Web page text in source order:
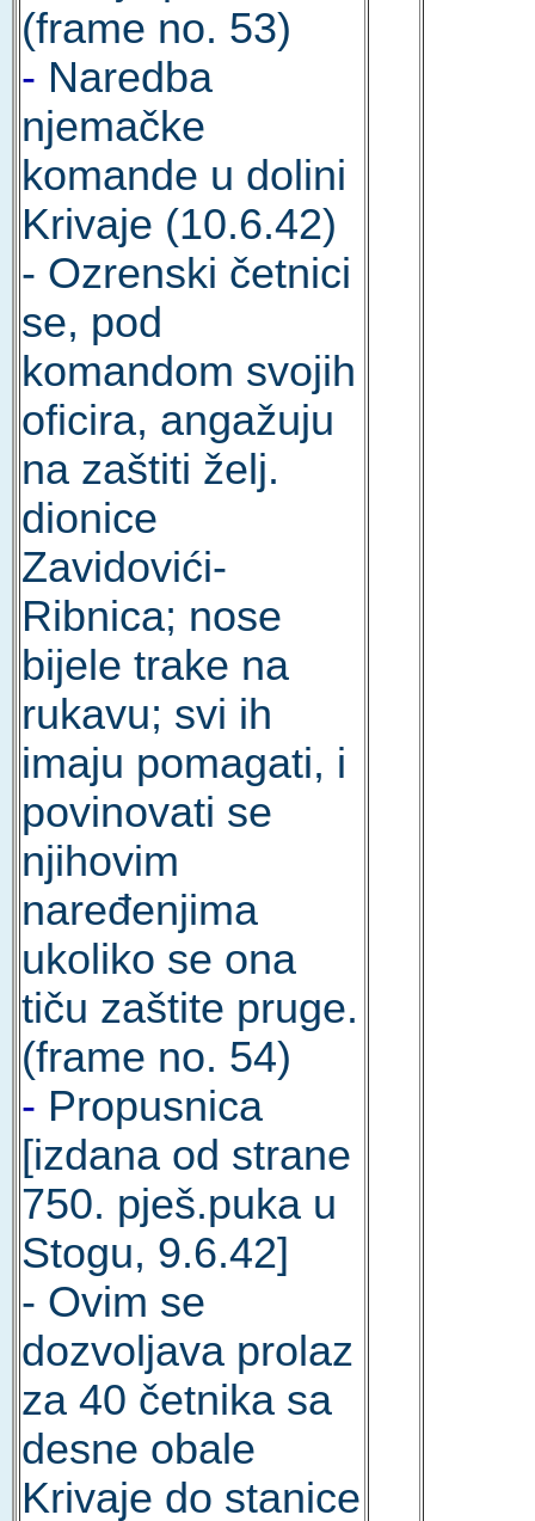
(frame no. 53)
- Naredba
njemačke
komande u dolini
Krivaje (10.6.42)
- Ozrenski četnici
se, pod
komandom svojih
oficira, angažuju
na zaštiti želj.
dionice
Zavidovići-
Ribnica; nose
bijele trake na
rukavu; svi ih
imaju pomagati, i
povinovati se
njihovim
naređenjima
ukoliko se ona
tiču zaštite pruge.
(frame no. 54)
- Propusnica
[izdana od strane
750. pješ.puka u
Stogu, 9.6.42]
- Ovim se
dozvoljava prolaz
za 40 četnika sa
desne obale
Krivaje do stanice